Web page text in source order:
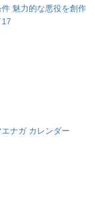
魅力的な悪役を創作
ナガ カレンダー